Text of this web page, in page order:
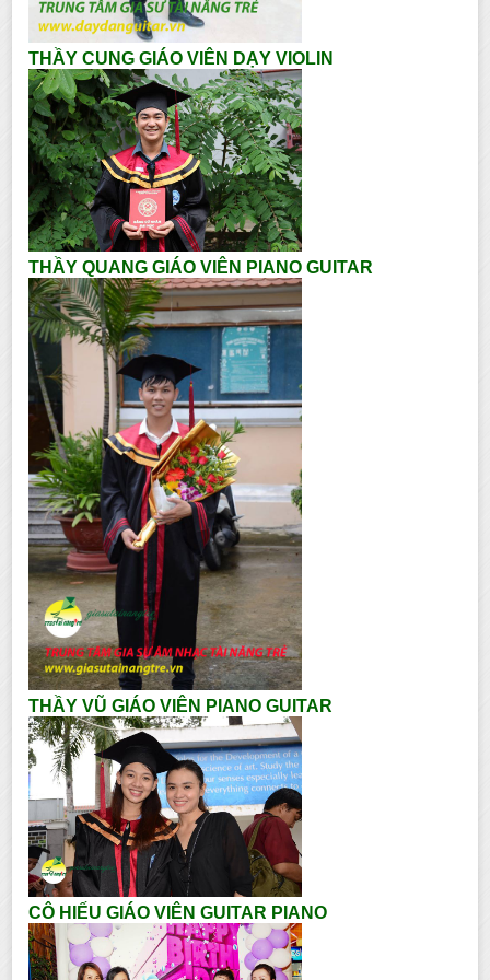
THẦY CUNG GIÁO VIÊN DẠY VIOLIN
THẦY QUANG GIÁO VIÊN PIANO GUITAR
THẦY VŨ GIÁO VIÊN PIANO GUITAR
CÔ HIẾU GIÁO VIÊN GUITAR PIANO